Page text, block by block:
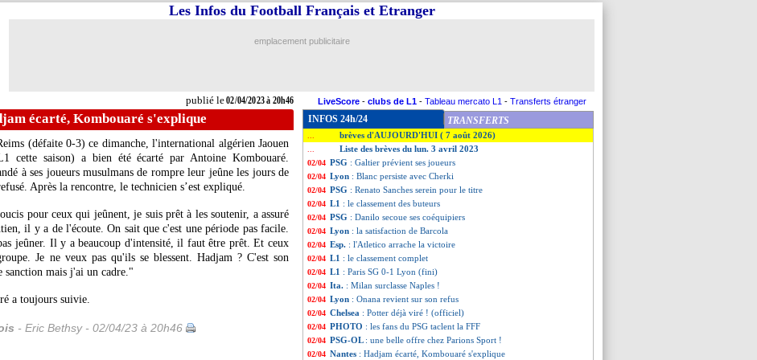
publié le02/04/2023 à 20h46
Les Infos du Football Français et Etranger
emplacement publicitaire
LiveScore - clubs de L1 - Tableau mercato L1 - Transferts étranger
écarté, Kombouaré s'explique
(défaite 0-3) ce dimanche, l'international algérien Jaouen
cette saison) a bien été écarté par Antoine Kombouaré.
à ses joueurs musulmans de rompre leur jeûne les jours de
Après la rencontre, le technicien s’est expliqué.
pour ceux qui jeûnent, je suis prêt à les soutenir, a assuré
il y a de l'écoute. On sait que c'est une période pas facile.
jeûner. Il y a beaucoup d'intensité, il faut être prêt. Et ceux
Je ne veux pas qu'ils se blessent. Hadjam ? C'est son
sanction mais j'ai un cadre."
a toujours suivie.
- Eric Bethsy - 02/04/23 à 20h46
INFOS 24h/24 TRANSFERTS
brèves d'AUJOURD'HUI ( 7 août 2026)
Liste des brèves du lun. 3 avril 2023
02/04 PSG : Galtier prévient ses joueurs
02/04 Lyon : Blanc persiste avec Cherki
02/04 PSG : Renato Sanches serein pour le titre
02/04 L1 : le classement des buteurs
02/04 PSG : Danilo secoue ses coéquipiers
02/04 Lyon : la satisfaction de Barcola
02/04 Esp. : l'Atletico arrache la victoire
02/04 L1 : le classement complet
02/04 L1 : Paris SG 0-1 Lyon (fini)
02/04 Ita. : Milan surclasse Naples !
02/04 Lyon : Onana revient sur son refus
02/04 Chelsea : Potter déjà viré ! (officiel)
02/04 PHOTO : les fans du PSG taclent la FFF
02/04 PSG-OL : une belle offre chez Parions Sport !
02/04 Nantes : Hadjam écarté, Kombouaré s'explique